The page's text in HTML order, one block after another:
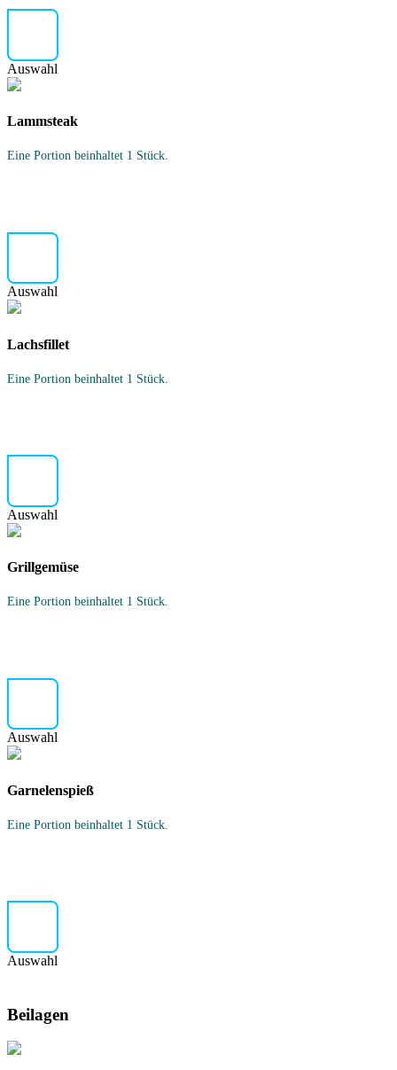
Auswahl
Lammsteak
Eine Portion beinhaltet 1 Stück.
Auswahl
Lachsfillet
Eine Portion beinhaltet 1 Stück.
Auswahl
Grillgemüse
Eine Portion beinhaltet 1 Stück.
Auswahl
Garnelenspieß
Eine Portion beinhaltet 1 Stück.
Auswahl
Beilagen